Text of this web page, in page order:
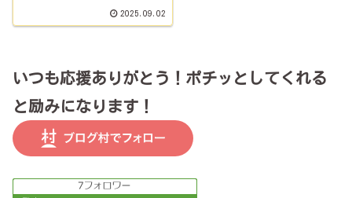
2025.09.02
いつも応援ありがとう！ポチッとしてくれる
と励みになります！